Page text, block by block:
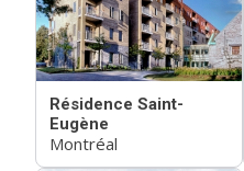
Résidence Saint-
Eugène
Montréal